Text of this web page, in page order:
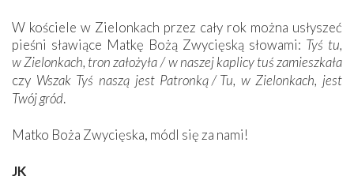
W kościele w Zielonkach przez cały rok można usłyszeć
pieśni sławiące Matkę Bożą Zwycięską słowami: Tyś tu,
w Zielonkach, tron założyła/w naszej kaplicy tuś zamieszkała
czy Wszak Tyś naszą jest Patronką/ Tu, w Zielonkach, jest
Twój gród.
Matko Boża Zwycięska, módl się za nami!
JK